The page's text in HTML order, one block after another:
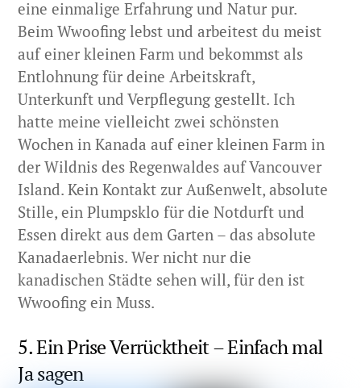
eine einmalige Erfahrung und Natur pur.
Beim Wwoofing lebst und arbeitest du meist
auf einer kleinen Farm und bekommst als
Entlohnung für deine Arbeitskraft,
Unterkunft und Verpflegung gestellt. Ich
hatte meine vielleicht zwei schönsten
Wochen in Kanada auf einer kleinen Farm in
der Wildnis des Regenwaldes auf Vancouver
Island. Kein Kontakt zur Außenwelt, absolute
Stille, ein Plumpsklo für die Notdurft und
Essen direkt aus dem Garten – das absolute
Kanadaerlebnis. Wer nicht nur die
kanadischen Städte sehen will, für den ist
Wwoofing ein Muss.
5. Ein Prise Verrücktheit – Einfach mal
Ja sagen